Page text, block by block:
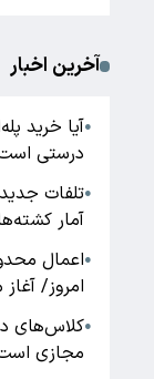
آخرین اخبار
●آیا خرید
درستی
●تلفات
آمار
●
امروز/
●کلاس‌های
مجازی